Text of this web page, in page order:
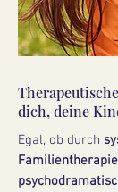
dich, deine
Egal, ob durch
Familientherapie